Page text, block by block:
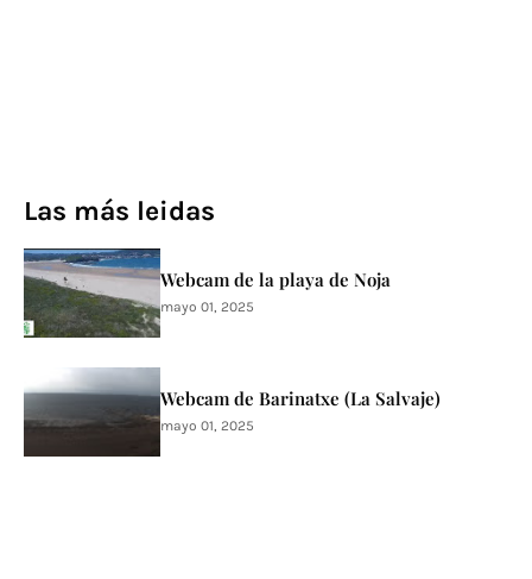
Las más leidas
Webcam de la playa de Noja
mayo 01, 2025
Webcam de Barinatxe (La Salvaje)
mayo 01, 2025